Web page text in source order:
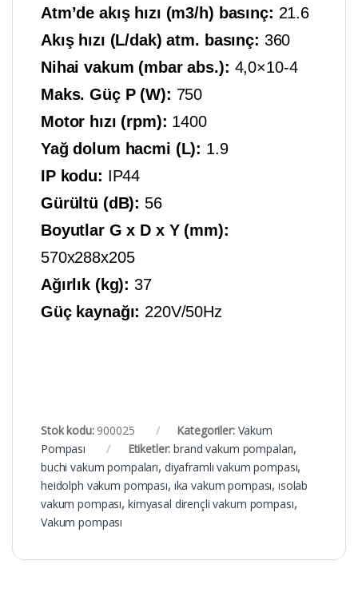
Atm’de akış hızı (m3/h) basınç: 21.6
Akış hızı (L/dak) atm. basınç: 360
Nihai vakum (mbar abs.): 4,0×10-4
Maks. Güç P (W): 750
Motor hızı (rpm): 1400
Yağ dolum hacmi (L): 1.9
IP kodu: IP44
Gürültü (dB): 56
Boyutlar G x D x Y (mm):
570x288x205
Ağırlık (kg): 37
Güç kaynağı: 220V/50Hz
Stok kodu: 900025 Kategoriler: Vakum
Pompası
Etiketler:brand vakum pompaları,
buchi vakum pompaları, diyaframlı vakum pompası,
heidolph vakum pompası, ıka vakum pompası,ısolab
vakum pompası, kimyasal dirençli vakum pompası,
Vakum pompası